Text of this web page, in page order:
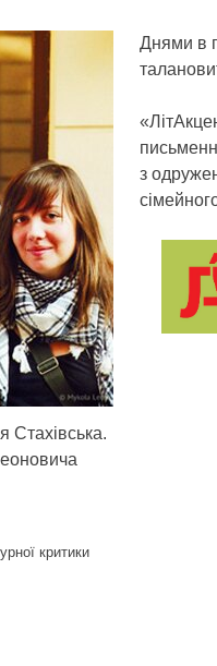
Стахівська.
Днями в
з
критики